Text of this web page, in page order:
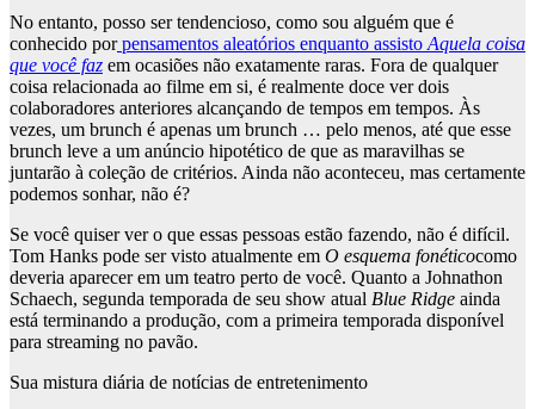
No entanto, posso ser tendencioso, como sou alguém que é
conhecido porpensamentos aleatórios enquanto assistoAquela coisa
que você faz em ocasiões não exatamente raras. Fora de qualquer
coisa relacionada ao filme em si, é realmente doce ver dois
colaboradores anteriores alcançando de tempos em tempos. Às
vezes, um brunch é apenas um brunch … pelo menos, até que esse
brunch leve a um anúncio hipotético de que as maravilhas se
juntarão à coleção de critérios. Ainda não aconteceu, mas certamente
podemos sonhar, não é?
Se você quiser ver o que essas pessoas estão fazendo, não é difícil.
Tom Hanks pode ser visto atualmente em O esquema fonéticocomo
deveria aparecer em um teatro perto de você. Quanto a Johnathon
Schaech, segunda temporada de seu show atual Blue Ridge ainda
está terminando a produção, com a primeira temporada disponível
para streaming no pavão.
Sua mistura diária de notícias de entretenimento